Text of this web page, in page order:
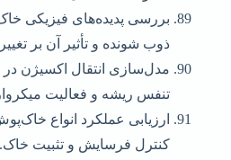
بررسی پدیده‌های فیزیکی
ذوب شونده و تأثیر آن بر
مدل‌سازی انتقال اکسیژن در
تنفس ریشه و فعالیت
کنترل فرسایش و تثبیت خاک.